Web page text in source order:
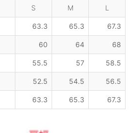
S M L
63.3 65.3 67.3
60 64 68
55.5 57 58.5
52.5 54.5 56.5
63.3 65.3 67.3